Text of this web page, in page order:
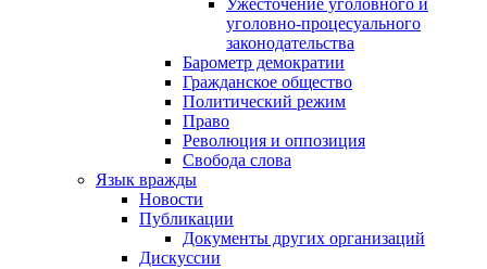
Ужесточение уголовного и
уголовно-процесуального
законодательства
Барометр демократии
Гражданское общество
Политический режим
Право
Революция и оппозиция
Свобода слова
Язык вражды
Новости
Публикации
Документы других организаций
Дискуссии